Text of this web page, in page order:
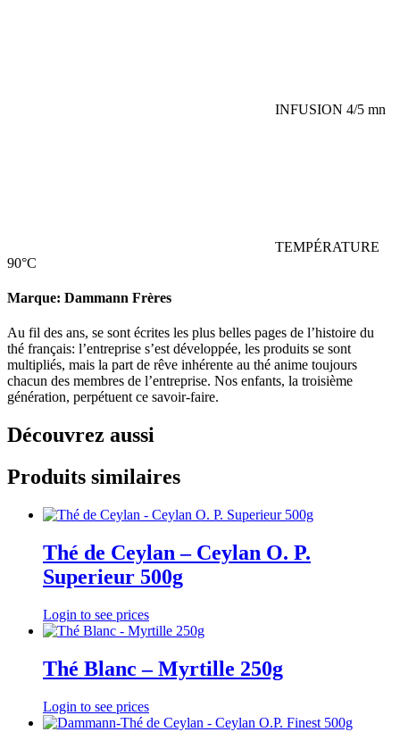
INFUSION 4/5 mn
TEMPÉRATURE
90°C
Marque: Dammann Frères
Au fil des ans, se sont écrites les plus belles pages de l’histoire du
thé français: l’entreprise s’est développée, les produits se sont
multipliés, mais la part de rêve inhérente au thé anime toujours
chacun des membres de l’entreprise. Nos enfants, la troisième
génération, perpétuent ce savoir-faire.
Découvrez aussi
Produits similaires
Thé de Ceylan – Ceylan O. P.
Superieur 500g
Login to see prices
Thé Blanc – Myrtille 250g
Login to see prices